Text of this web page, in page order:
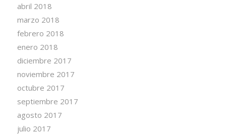
abril 2018
marzo 2018
febrero 2018
enero 2018
diciembre 2017
noviembre 2017
octubre 2017
septiembre 2017
agosto 2017
julio 2017